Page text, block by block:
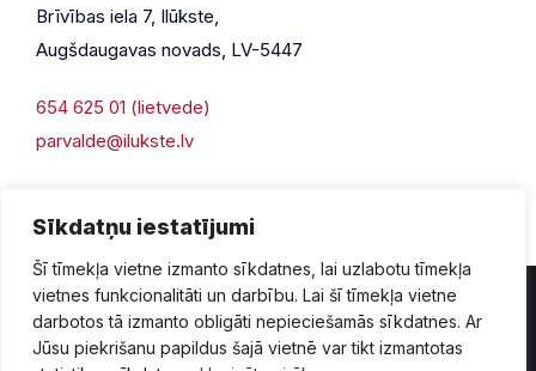
Sīkdatņu iestatījumi
Šī tīmekļa vietne izmanto sīkdatnes, lai uzlabotu tīmekļa
vietnes funkcionalitāti un darbību. Lai šī tīmekļa vietne
darbotos tā izmanto obligāti nepieciešamās sīkdatnes. Ar
Jūsu piekrišanu papildus šajā vietnē var tikt izmantotas
Brīvības iela 7, Ilūkste,
Augšdaugavas novads, LV-5447
654 625 01 (lietvede)
parvalde@ilukste.lv
Privātuma politika Piekļūstamība Lapas karte